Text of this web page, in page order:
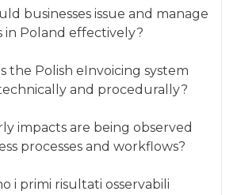
businesses issue and manage
in Poland effectively?
the Polish eInvoicing system
and procedurally?
impacts are being observed
processes and workflows?
i primi risultati osservabili